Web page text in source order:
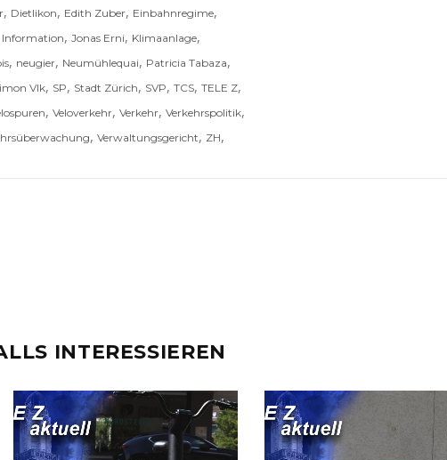
, Dietlikon, Edith Zuber, Einbahnregime,
Information, Jonas Erni, Klimaanlage,
, neugier, Neumühlequai, Patricia Tabaza,
Vlk, SP, Stadt Zürich, SVP, TCS, TELE Z,
, Veloverkehr, Verkehr, Verkehrspolitik,
, Verwaltungsgericht, ZH,
INTERESSIEREN